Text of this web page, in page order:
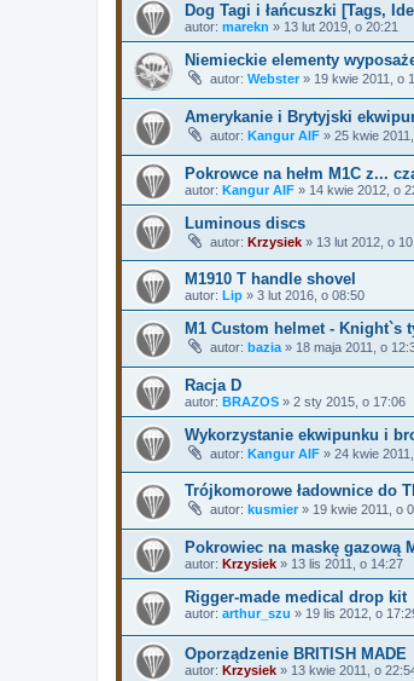
Dog Tagi i łańcuszki [Tags,
autor: marekn » 13 lut 2019, o 20:21
Niemieckie elementy
autor: Webster» 19 kwie 2011, o
Amerykanie i Brytyjski
autor: Kangur AIF » 25 kwie
Pokrowce na hełm M1C z...
autor: Kangur AIF » 14 kwie 2012, o
Luminous discs
autor: Krzysiek » 13 lut 2012, o
M1910 T handle shovel
autor: Lip » 3 lut 2016, o 08:50
M1 Custom helmet - Knight`s
autor: bazia » 18 maja 2011, o
Racja D
autor: BRAZOS » 2 sty 2015, o 17:06
Wykorzystanie ekwipunku i
autor: Kangur AIF » 24 kwie
Trójkomorowe ładownice do
autor: kusmier» 19 kwie 2011, o
Pokrowiec na maskę gazową
autor: Krzysiek » 13 lis 2011, o 14:27
Rigger-made medical drop kit
autor: arthur_szu » 19 lis 2012, o
Oporządzenie BRITISH MADE
autor: Krzysiek » 13 kwie 2011, o